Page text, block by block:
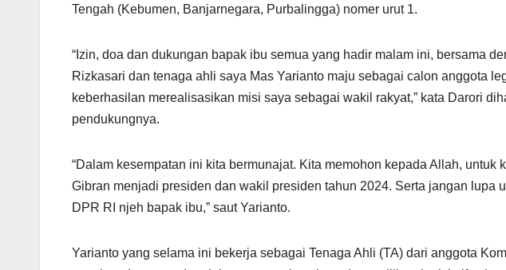
Tengah (Kebumen, Banjarnegara, Purbalingga) nomer urut 1.
“Izin, doa dan dukungan bapak ibu semua yang hadir malam ini, bersama
Rizkasari dan tenaga ahli saya Mas Yarianto maju sebagai calon anggota
keberhasilan merealisasikan misi saya sebagai wakil rakyat,” kata Darori
pendukungnya.
“Dalam kesempatan ini kita bermunajat. Kita memohon kepada Allah, untuk
Gibran menjadi presiden dan wakil presiden tahun 2024. Serta jangan lupa
DPR RI njeh bapak ibu,” saut Yarianto.
Yarianto yang selama ini bekerja sebagai Tenaga Ahli (TA) dari anggota